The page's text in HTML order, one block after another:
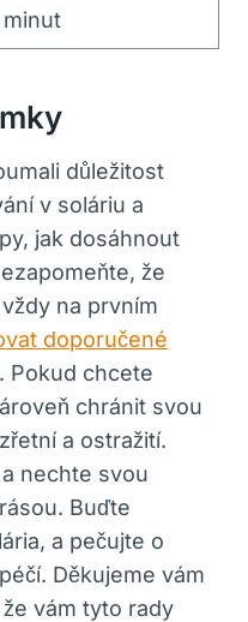
minut
důležitost
v soláriu a
jak dosáhnout
že
na prvním
doporučené
Pokud chcete
chránit svou
a ostražití.
nechte svou
Buďte
a pečujte o
Děkujeme vám
vám tyto rady